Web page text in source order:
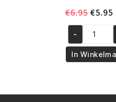
€6.95
was:
€6.95.
€5.95
African
Pride
Olive
-
In